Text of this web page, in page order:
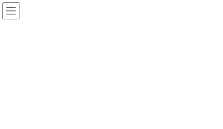
コ
ン
ナ
ビ